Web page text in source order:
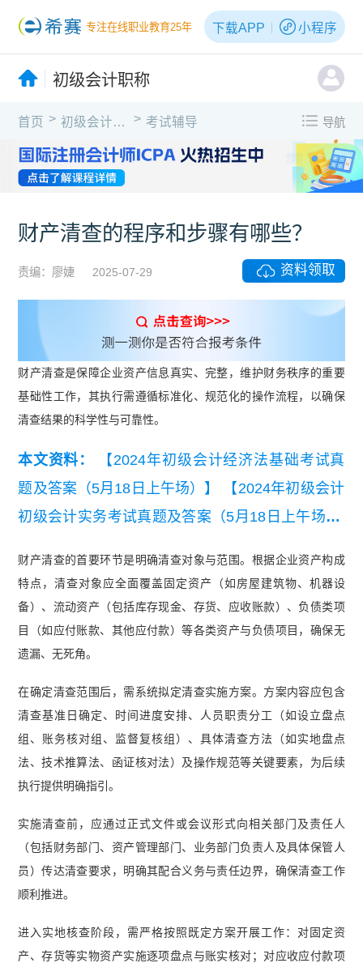
专注在线职业教育25年 下载APP 小程序
初级会计职称
首页 > 初级会计职称 > 考试辅导 导航
财产清查的程序和步骤有哪些？
责编：廖婕 2025-07-29 资料领取
财产清查是保障企业资产信息真实、完整，维护财务秩序的重要
基础性工作，其执行需遵循标准化、规范化的操作流程，以确保
清查结果的科学性与可靠性。
本文资料：
【2024年初级会计经济法基础考试真
题及答案（5月18日上午场）】
【2024年初级会计
初级会计实务考试真题及答案（5月18日上午场）.
财产清查的首要环节是明确清查对象与范围。根据企业资产构成
特点，清查对象应全面覆盖固定资产（如房屋建筑物、机器设
备）、流动资产（包括库存现金、存货、应收账款）、负债类项
目（如应付账款、其他应付款）等各类资产与负债项目，确保无
遗漏、无死角。
在确定清查范围后，需系统拟定清查实施方案。方案内容应包含
清查基准日确定、时间进度安排、人员职责分工（如设立盘点
组、账务核对组、监督复核组）、具体清查方法（如实地盘点
法、技术推算法、函证核对法）及操作规范等关键要素，为后续
执行提供明确指引。
实施清查前，应通过正式文件或会议形式向相关部门及责任人
（包括财务部门、资产管理部门、业务部门负责人及具体保管人
员）传达清查要求，明确其配合义务与责任边界，确保清查工作
顺利推进。
进入实地核查阶段，需严格按照既定方案开展工作：对固定资
产、存货等实物资产实施逐项盘点与账实核对；对应收应付款项